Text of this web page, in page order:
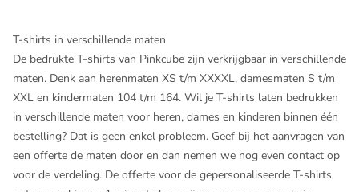
T-shirts in verschillende maten
De bedrukte T-shirts van Pinkcube zijn verkrijgbaar in verschillende
maten. Denk aan herenmaten XS t/m XXXXL, damesmaten S t/m
XXL en kindermaten 104 t/m 164. Wil je T-shirts laten bedrukken
in verschillende maten voor heren, dames en kinderen binnen één
bestelling? Dat is geen enkel probleem. Geef bij het aanvragen van
een offerte de maten door en dan nemen we nog even contact op
voor de verdeling. De offerte voor de gepersonaliseerde T-shirts